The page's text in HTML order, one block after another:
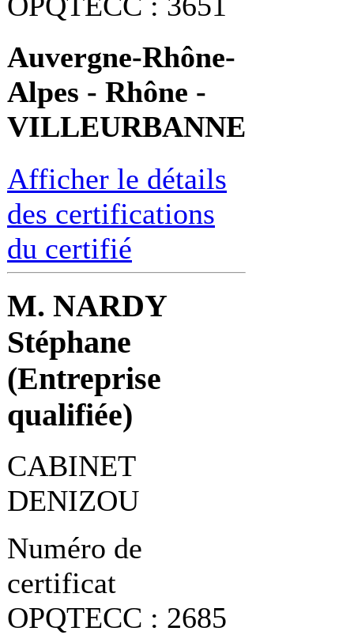
Auvergne-Rhône-
Alpes - Rhône -
VILLEURBANNE
Afficher le détails
des certifications
du certifié
M. NARDY
Stéphane
(Entreprise
qualifiée)
CABINET
DENIZOU
Numéro de
certificat
OPQTECC : 2685